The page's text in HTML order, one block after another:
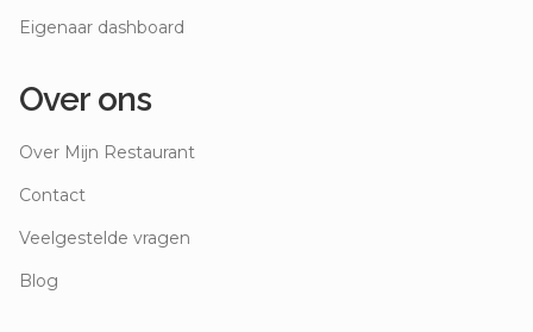
Eigenaar dashboard
Over ons
Over Mijn Restaurant
Contact
Veelgestelde vragen
Blog